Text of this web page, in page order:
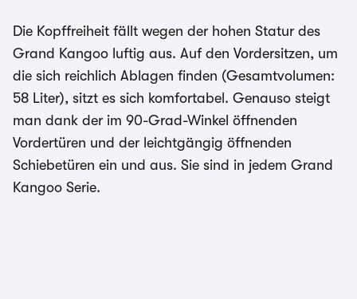
Die Kopffreiheit fällt wegen der hohen Statur des
Grand Kangoo luftig aus. Auf den Vordersitzen, um
die sich reichlich Ablagen finden (Gesamtvolumen:
58 Liter), sitzt es sich komfortabel. Genauso steigt
man dank der im 90-Grad-Winkel öffnenden
Vordertüren und der leichtgängig öffnenden
Schiebetüren ein und aus. Sie sind in jedem Grand
Kangoo Serie.